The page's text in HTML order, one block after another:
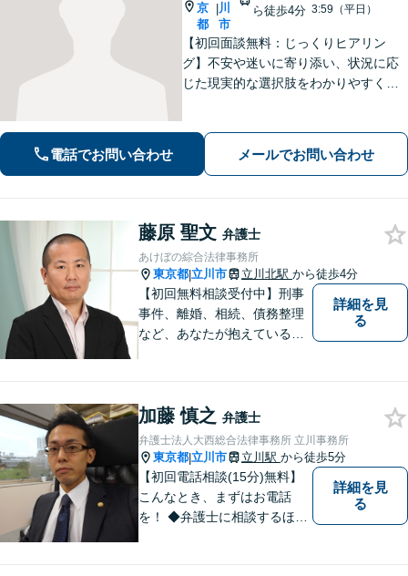
京
都
|川
市
ら徒歩4分 3:59（平日）
【初回面談無料：じっくりヒアリン
グ】不安や迷いに寄り添い、状況に応
じた現実的な選択肢をわかりやすくご
対応】【電話・オンライン面談可】
電話でお問い合わせ メールでお問い合わせ
藤原 聖文 弁護士
あけぼの綜合法律事務所
東京都|立川市 立川北駅 から徒歩4分
【初回無料相談受付中】刑事
事件、離婚、相続、債務整理
など、あなたが抱えている問
詳細を見
る
加藤 慎之 弁護士
弁護士法人大西総合法律事務所 立川事務所
東京都|立川市 立川駅 から徒歩5分
【初回電話相談(15分)無料】
こんなとき、まずはお電話
を！ ◆弁護士に相談するほど
詳細を見
る